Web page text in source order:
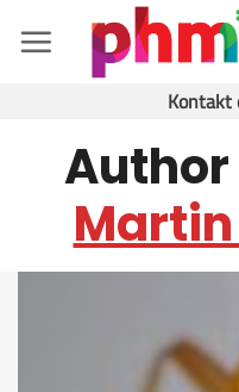
Kontakt